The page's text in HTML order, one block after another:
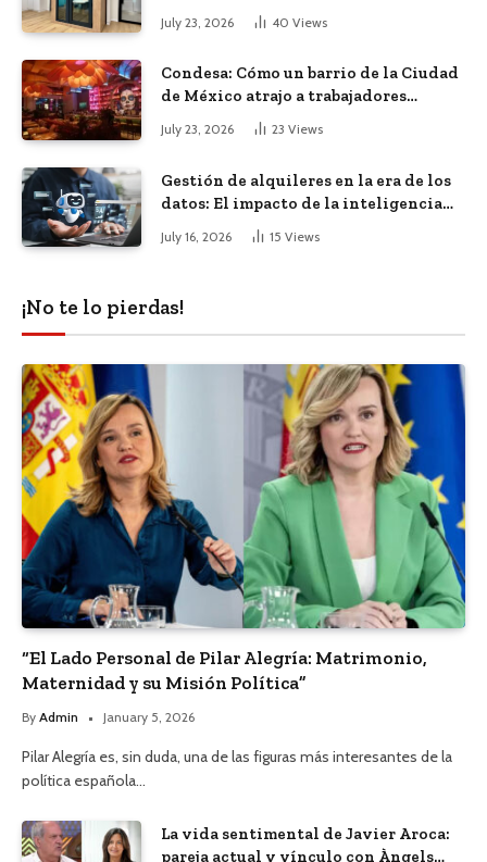
July 23, 2026 40 Views
Condesa: Cómo un barrio de la Ciudad
de México atrajo a trabajadores
remotos de todo el mundo
July 23, 2026 23 Views
Gestión de alquileres en la era de los
datos: El impacto de la inteligencia
July 16, 2026 15 Views
¡No te lo pierdas!
“El Lado Personal de Pilar Alegría: Matrimonio,
Maternidad y su Misión Política”
By Admin January 5, 2026
Pilar Alegría es, sin duda, una de las figuras más interesantes de la
política española…
La vida sentimental de Javier Aroca:
pareja actual y vínculo con Àngels